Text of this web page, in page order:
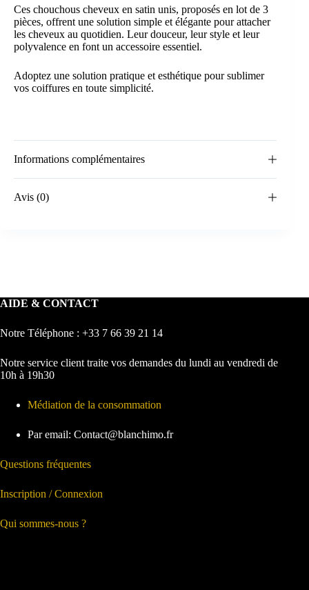
Ces chouchous cheveux en satin unis, proposés en lot de 3
pièces, offrent une solution simple et élégante pour attacher
les cheveux au quotidien. Leur douceur, leur style et leur
polyvalence en font un accessoire essentiel.
Adoptez une solution pratique et esthétique pour sublimer
vos coiffures en toute simplicité.
Informations complémentaires
Avis (0)
AIDE & CONTACT
Notre Téléphone : +33 7 66 39 21 14
Notre service client traite vos demandes du lundi au vendredi de
10h à 19h30
Médiation de la consommation
Par email: Contact@blanchimo.fr
Questions fréquentes
Inscription / Connexion
Qui sommes-nous ?